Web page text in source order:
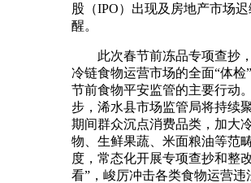
股（IPO）出现及房地产市场
醒。
此次春节前冻品专项查抄
冷链食物运营市场的全面“体检
节前食物平安监管的主要行动
步，浠水县市场监管局将持续
期间群众沉点消费品类，加大
物、生鲜果蔬、米面粮油等范
度，常态化开展专项查抄和整
看”，峻厉冲击各类食物运营违